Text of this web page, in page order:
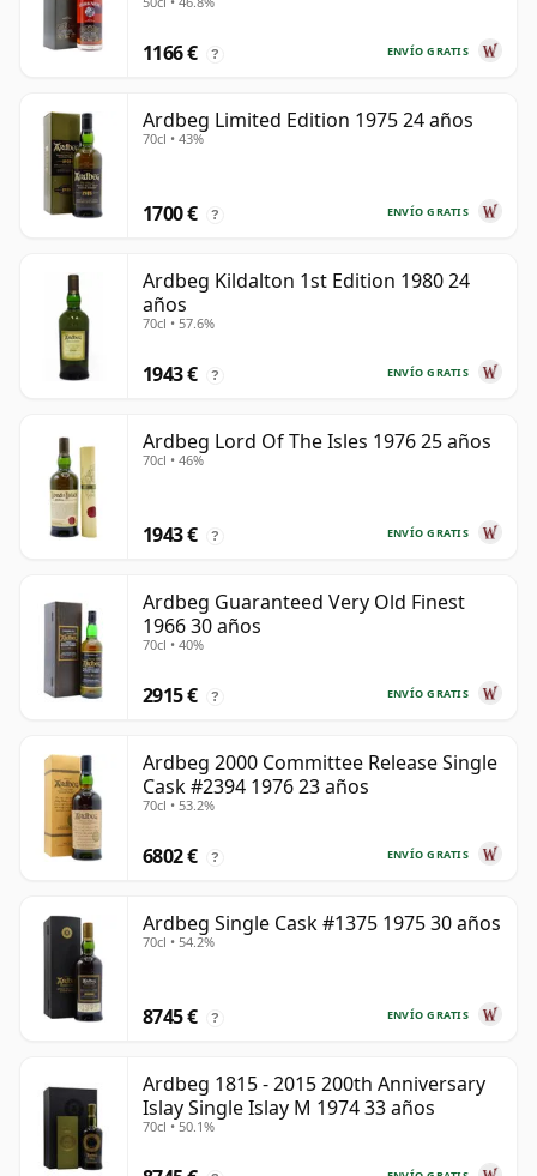
ENVÍO GRATIS
1166 € ?
Ardbeg Limited Edition 1975 24 años
70cl • 43%
ENVÍO GRATIS
1700 € ?
Ardbeg Kildalton 1st Edition 1980 24
años
70cl • 57.6%
ENVÍO GRATIS
1943 € ?
Ardbeg Lord Of The Isles 1976 25 años
70cl • 46%
ENVÍO GRATIS
1943 € ?
Ardbeg Guaranteed Very Old Finest
1966 30 años
70cl • 40%
ENVÍO GRATIS
2915 € ?
Ardbeg 2000 Committee Release Single
Cask #2394 1976 23 años
70cl • 53.2%
ENVÍO GRATIS
6802 € ?
Ardbeg Single Cask #1375 1975 30 años
70cl • 54.2%
ENVÍO GRATIS
8745 € ?
Ardbeg 1815 - 2015 200th Anniversary
Islay Single Islay M 1974 33 años
70cl • 50.1%